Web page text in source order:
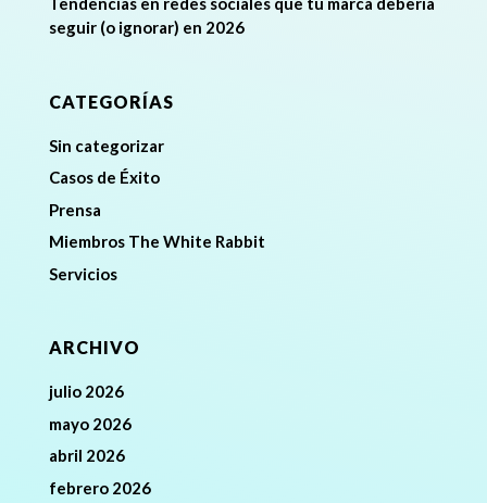
seguir (o ignorar) en 2026
CATEGORÍAS
Sin categorizar
Casos de Éxito
Prensa
Miembros The White Rabbit
Servicios
ARCHIVO
julio 2026
mayo 2026
abril 2026
febrero 2026